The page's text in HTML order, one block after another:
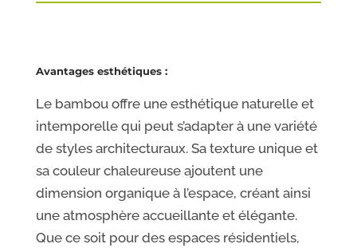
Avantages esthétiques :
Le bambou offre une esthétique naturelle et
intemporelle qui peut s’adapter à une variété
de styles architecturaux. Sa texture unique et
sa couleur chaleureuse ajoutent une
dimension organique à l’espace, créant ainsi
une atmosphère accueillante et élégante.
Que ce soit pour des espaces résidentiels,